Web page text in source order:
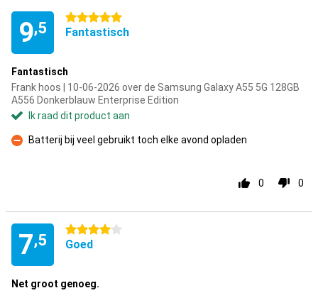
9,5
5 sterren
Fantastisch
Fantastisch
Frank hoos | 10-06-2026 over de Samsung Galaxy A55 5G 128GB
A556 Donkerblauw Enterprise Edition
Ik raad dit product aan
Minpunt
Batterij bij veel gebruikt toch elke avond opladen
0 0
7,5
4 sterren
Goed
Net groot genoeg.